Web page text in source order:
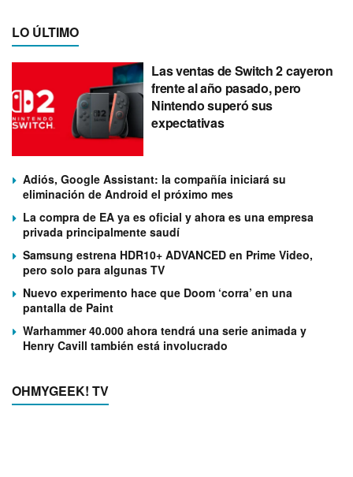
LO ÚLTIMO
Las ventas de Switch 2 cayeron
frente al año pasado, pero
Nintendo superó sus
expectativas
Adiós, Google Assistant: la compañía iniciará su
eliminación de Android el próximo mes
La compra de EA ya es oficial y ahora es una empresa
privada principalmente saudí
Samsung estrena HDR10+ ADVANCED en Prime Video,
pero solo para algunas TV
Nuevo experimento hace que Doom ‘corra’ en una
pantalla de Paint
Warhammer 40.000 ahora tendrá una serie animada y
Henry Cavill también está involucrado
OHMYGEEK! TV